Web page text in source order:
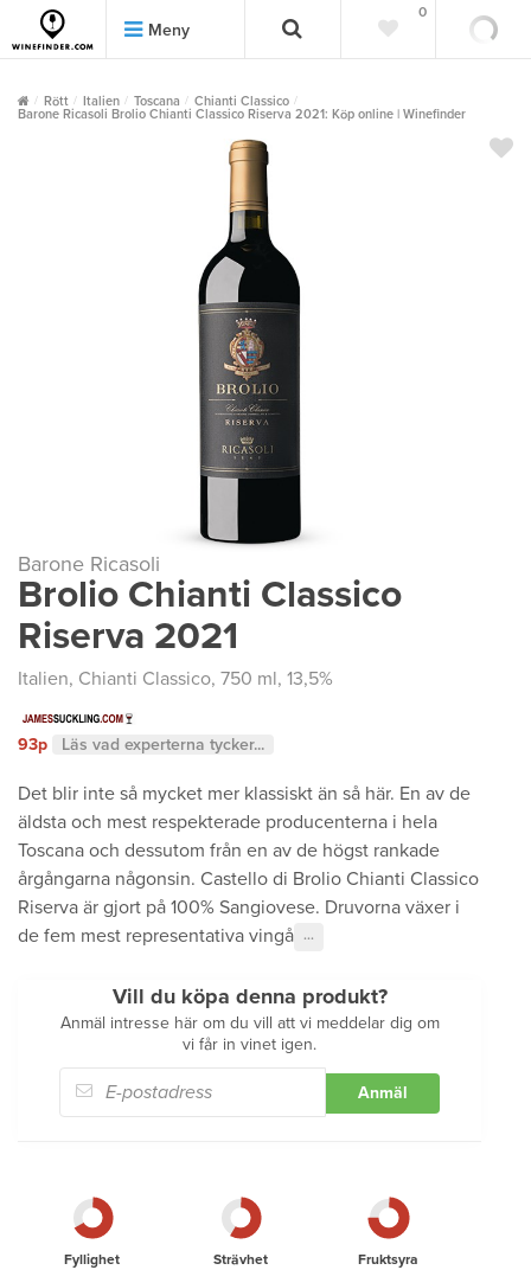
Meny
0
Rött Italien Toscana
Chianti Classico
Barone Ricasoli Brolio Chianti Classico Riserva 2021: Köp online | Winefinder
Barone Ricasoli
Brolio Chianti Classico
Riserva 2021
Italien, Chianti Classico, 750 ml, 13,5%
93p Läs vad experterna tycker...
Det blir inte så mycket mer klassiskt än så här. En av de
äldsta och mest respekterade producenterna i hela
Toscana och dessutom från en av de högst rankade
årgångarna någonsin. Castello di Brolio Chianti Classico
Riserva är gjort på 100% Sangiovese. Druvorna växer i
de fem mest representativa vingå
···
Vill du köpa denna produkt?
Anmäl intresse här om du vill att vi meddelar dig om
vi får in vinet igen.
Anmäl
Fyllighet Strävhet Fruktsyra
""